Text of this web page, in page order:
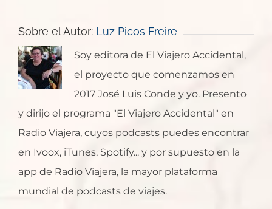
Sobre el Autor: Luz Picos Freire
Soy editora de El Viajero Accidental,
el proyecto que comenzamos en
2017 José Luis Conde y yo. Presento
y dirijo el programa "El Viajero Accidental" en
Radio Viajera, cuyos podcasts puedes encontrar
en Ivoox, iTunes, Spotify... y por supuesto en la
app de Radio Viajera, la mayor plataforma
mundial de podcasts de viajes.